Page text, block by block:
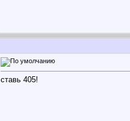
ставь 405!